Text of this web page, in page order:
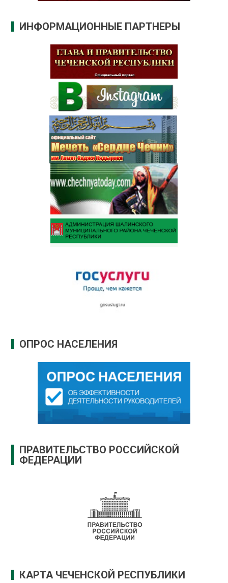
ИНФОРМАЦИОННЫЕ ПАРТНЕРЫ
ОПРОС НАСЕЛЕНИЯ
ПРАВИТЕЛЬСТВО РОССИЙСКОЙ
ФЕДЕРАЦИИ
КАРТА ЧЕЧЕНСКОЙ РЕСПУБЛИКИ